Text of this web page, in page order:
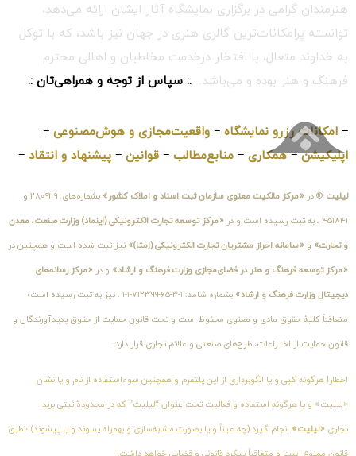
هنرمندان گرامی در برگزاری نمایشگاه آثار ایشان ارائه می‌دهد،
توانسته پرامکانات‌ترین گالری هنری در جهان نیز باشد، که با توکل
به خداوند متعال، با افتخار درخدمت مخاطبان و اهالی محترم
فرهنگ و هنر بوده و می‌باشد. .: سپاس از توجه و همراهی‌تان :.
≡ امکانات رزرو نمایشگاه ≡ واقعیت‌مجازی و هوش‌مصنوعی ≡
اپلیکیشن≡همکاری ≡ منابع‌مطالب ≡ قوانین ≡ پیشنهاد و انتقاد ≡
لیلیت ® در «مرکز مالکیت معنوی سازمان ثبت اسناد و املاک کشور» بشماره‌های: ۲۸۰۹۲۹ و
۴۵۱۸۴۱ ، به ثبت رسیده است و در «مرکز توسعه تجارت الکترونیکی (اینماد) وزارت صنعت، معدن
و تجارت» و «سامانه احراز مشتریان تجارت الکترونیکی (اِمتا)» نیز ثبت شده است و همچنین در
«مرکز توسعه فرهنگ و هنر در فضای‌مجازی وزارت فرهنگ و ارشاد» و در «مرکز رسانه‌های
دیجیتال وزارت فرهنگ و ارشاد» بشماره شامَد: ۱-۳-۶۵-۷۱۲۳۹۹-۱-۱ ، نیز به ثبت رسیده است؛
متعاقباً کلیهٔ حقوق مادی و معنوی محفوظ است و تحت قانون حمایت از حقوق پدیدآورندگان و
قانون حمایت از اختراعات، طرح‌های صنعتی و علائم تجاری قرار دارد.
اخطار! هرگونه کپی و یا الگوبرداری از این پلتفرم و همچنین سوءاستفاده از نام و یا نشان
«لیلیت» و یا هرگونه استفاده و فعالیت تحت عنوان “لیلیت” که در محدودهٔ ثبتی برند
تجاری «لیلیت» انجام گیرد (چه عیناً و یا بصورت مشابه‌سازی و بهمراه پسوند و یا پیشوند) ؛ طبق